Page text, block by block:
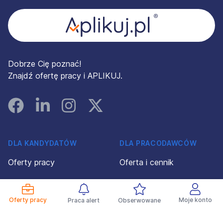
Oferty pracy Praca alert Obserwowane Moje konto
Dobrze Cię poznać!
Znajdź ofertę pracy i APLIKUJ.
FacebookLinked InInstagramInstagram
DLA KANDYDATÓW
Oferty pracy
Pracodawcy
Porady
DLA PRACODAWCÓW
Oferta i cennik
Profil Pracodawcy 360°
Konto pracodawcy